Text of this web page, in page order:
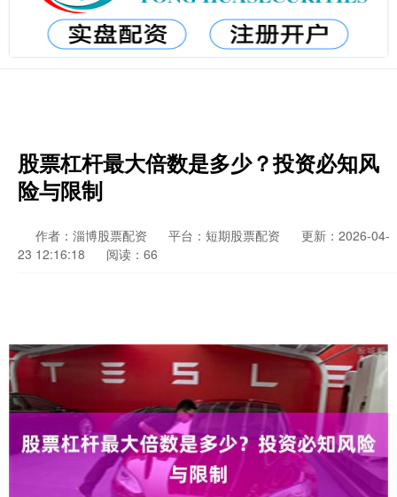
股票杠杆最大倍数是多少？投资必知风
险与限制
作者：淄博股票配资 平台：短期股票配资
更新：2026-04-
23 12:16:18
阅读：66